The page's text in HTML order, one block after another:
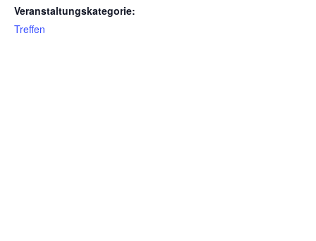
Veranstaltungskategorie:
Treffen